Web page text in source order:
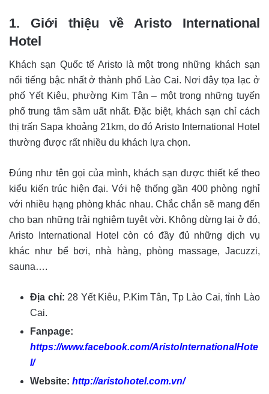
1. Giới thiệu về Aristo International
Hotel
Khách sạn Quốc tế Aristo là một trong những khách sạn
nổi tiếng bậc nhất ở thành phố Lào Cai. Nơi đây tọa lạc ở
phố Yết Kiêu, phường Kim Tân – một trong những tuyến
phố trung tâm sầm uất nhất. Đặc biệt, khách sạn chỉ cách
thị trấn Sapa khoảng 21km, do đó Aristo International Hotel
thường được rất nhiều du khách lựa chọn.
Đúng như tên gọi của mình, khách sạn được thiết kế theo
kiểu kiến trúc hiện đại. Với hệ thống gần 400 phòng nghỉ
với nhiều hạng phòng khác nhau. Chắc chắn sẽ mang đến
cho bạn những trải nghiệm tuyệt vời. Không dừng lại ở đó,
Aristo International Hotel còn có đầy đủ những dịch vụ
khác như bể bơi, nhà hàng, phòng massage, Jacuzzi,
sauna….
Địa chỉ: 28 Yết Kiêu, P.Kim Tân, Tp Lào Cai, tỉnh Lào
Cai.
Fanpage:
https://www.facebook.com/AristoInternationalHote
l/
Website: http://aristohotel.com.vn/